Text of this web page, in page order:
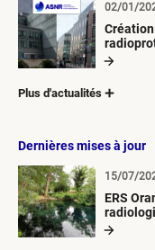
02/01/
Plus d'actualités
Dernières mises à jour
ERS
15/07/